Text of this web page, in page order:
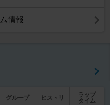
情報
グループ ヒストリ
ラップ
タイム